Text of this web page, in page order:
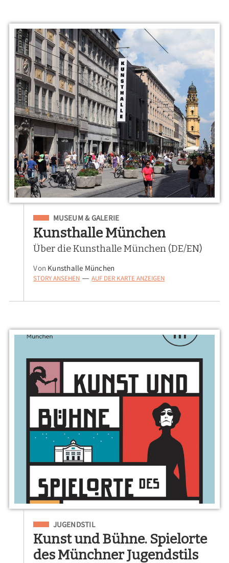
Eingeordnet unter
MUSEUM & GALERIE
Kunsthalle München
Über die Kunsthalle München (DE/EN)
Von Kunsthalle München
STORY ANSEHEN — AUF DER KARTE ANZEIGEN
Eingeordnet unter
JUGENDSTIL
Kunst und Bühne. Spielorte
des Münchner Jugendstils